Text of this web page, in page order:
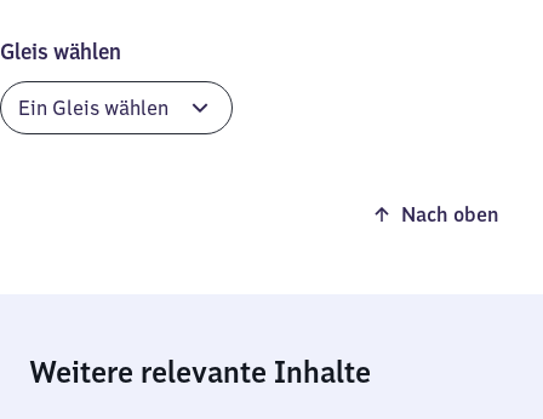
Gleis wählen
Nach oben
Weitere relevante Inhalte